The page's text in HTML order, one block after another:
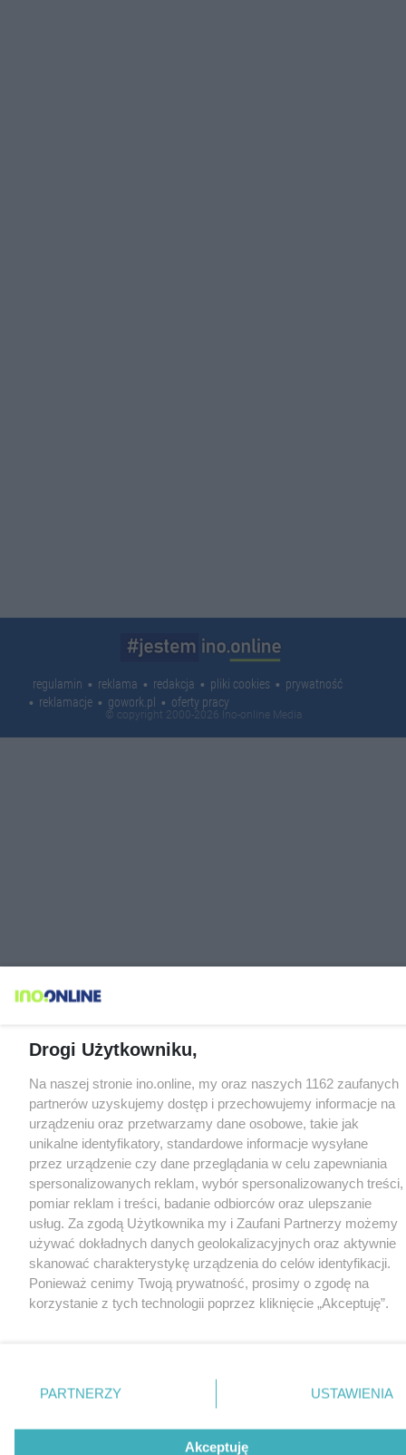
regulamin reklama redakcja pliki cookies
prywatność
reklamacje
gowork.pl oferty pracy
© copyright 2000-2026 Ino-online Media
Drogi Użytkowniku,
Na naszej stronie ino.online, my oraz naszych 1162 zaufanych
partnerów uzyskujemy dostęp i przechowujemy informacje na
urządzeniu oraz przetwarzamy dane osobowe, takie jak
unikalne identyfikatory, standardowe informacje wysyłane
przez urządzenie czy dane przeglądania w celu zapewniania
spersonalizowanych reklam, wybór spersonalizowanych treści,
pomiar reklam i treści, badanie odbiorców oraz ulepszanie
usług. Za zgodą Użytkownika my i Zaufani Partnerzy możemy
używać dokładnych danych geolokalizacyjnych oraz aktywnie
skanować charakterystykę urządzenia do celów identyfikacji.
Ponieważ cenimy Twoją prywatność, prosimy o zgodę na
korzystanie z tych technologii poprzez kliknięcie „Akceptuję”.
nie wymagają zgody użytkownika, ale masz prawo sprzeciwić
się takiemu przetwarzaniu. Preferencje będą miały
PARTNERZY USTAWIENIA
Akceptuję